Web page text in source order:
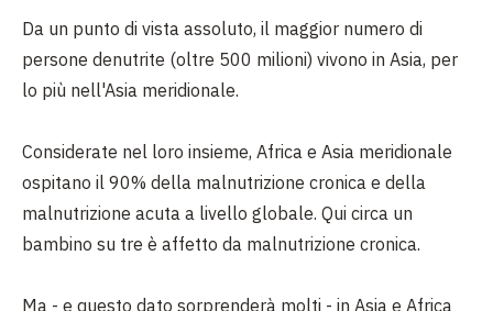
Da un punto di vista assoluto, il maggior numero di
persone denutrite (oltre 500 milioni) vivono in Asia, per
lo più nell'Asia meridionale.
Considerate nel loro insieme, Africa e Asia meridionale
ospitano il 90% della malnutrizione cronica e della
malnutrizione acuta a livello globale. Qui circa un
bambino su tre è affetto da malnutrizione cronica.
Ma - e questo dato sorprenderà molti - in Asia e Africa